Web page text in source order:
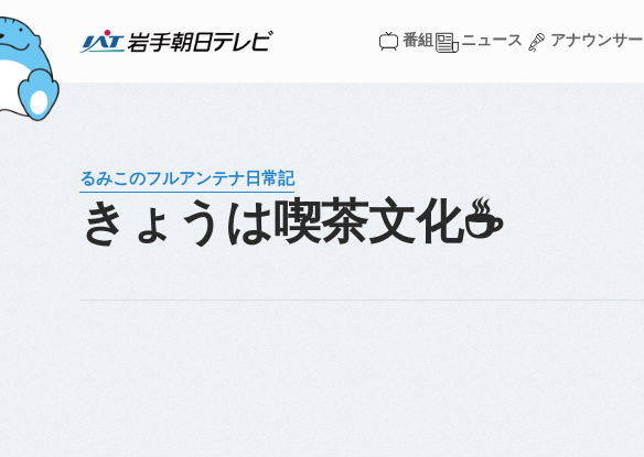
番組
ニュース
アナウンサー
るみこのフルアンテナ日常記
きょうは喫茶文化☕